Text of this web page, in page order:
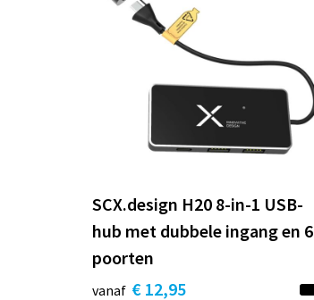
SCX.design H20 8-in-1 USB-
hub met dubbele ingang en 6
poorten
vanaf € 12,95